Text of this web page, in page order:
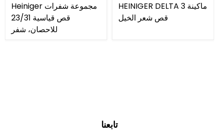
Heiniger مجموعة شفرات
قص قياسية 23/31
للاحصان، شفر
HEINIGER DELTA 3 ماكينة
قص شعر الخيل
تابعنا